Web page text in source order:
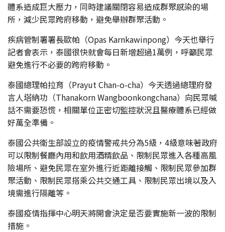
體系造成巨大壓力，同時建議關閉容易造成群聚感染的場
所，減少民眾跨府移動，避免舉辦群聚活動。
疾病管制署署長歐帕（Opas Karnkawinpong）今天也舉行
記者會表示，泰國很快就會每日新增超過1萬例，呼籲民眾
避免進行不必要的跨府移動。
泰國總理帕拉育（Prayut Chan-o-cha）今天透過總理府發
言人塔納功（Thanakorn Wangboonkongchana）向民眾喊
話不需要恐慌，相關單位正密切監控狀況且醫療體系已經做
好萬全準備。
泰國公共衛生部設立的疫情警戒共分為5級，4級意味著政府
可以限制餐廳內用和飲用酒精飲品、限制民眾進入各種高風
險場所、避免民眾在室外進行近距離接觸、限制民眾參加群
聚活動、限制民眾搭乘公共交通工具、限制民眾出境以及入
境需進行隔離等。
泰國疫情指揮中心明天將開會決定是否要實施新一波的限制
措施。